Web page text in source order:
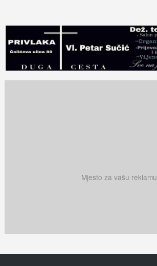
Mjesto za vašu reklamu